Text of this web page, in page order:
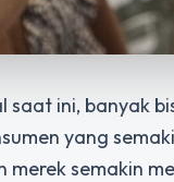
saat ini, banyak
yang
merek semakin